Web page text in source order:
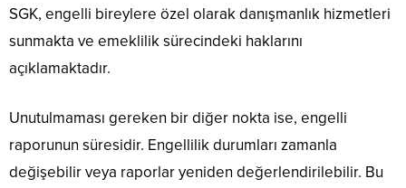
SGK, engelli bireylere özel olarak danışmanlık hizmetleri
sunmakta ve emeklilik sürecindeki haklarını
açıklamaktadır.
Unutulmaması gereken bir diğer nokta ise, engelli
raporunun süresidir. Engellilik durumları zamanla
değişebilir veya raporlar yeniden değerlendirilebilir. Bu